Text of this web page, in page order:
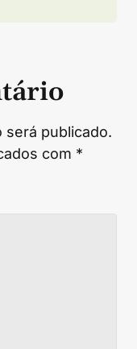
será publicado.
com *